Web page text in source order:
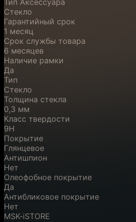
Тип Аксессуара
Стекло
Гарантийный срок
1 месяц
Срок службы товара
6 месяцев
Наличие рамки
Да
Тип
Стекло
Толщина стекла
0,3 мм
Класс твердости
9H
Покрытие
Глянцевое
Антишпион
Нет
Олеофобное покрытие
Да
Антибликовое покрытие
Нет
MSK-iSTORE